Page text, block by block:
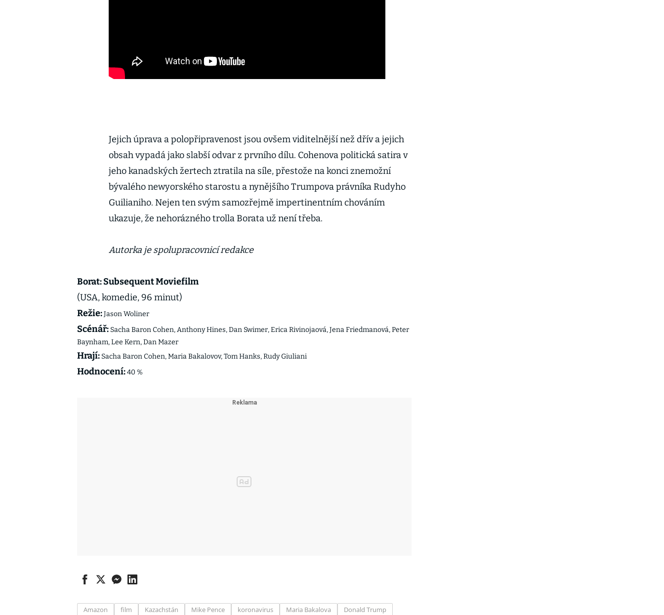
Jejich úprava a polopřipravenost jsou ovšem viditelnější než dřív a jejich
obsah vypadá jako slabší odvar z prvního dílu. Cohenova politická satira v
jeho kanadských žertech ztratila na síle, přestože na konci znemožní
bývalého newyorského starostu a nynějšího Trumpova právníka Rudyho
Guilianiho. Nejen ten svým samozřejmě impertinentním chováním
ukazuje, že nehorázného trolla Borata už není třeba.
Autorka je spolupracovnicí redakce
Borat: Subsequent Moviefilm
(USA, komedie, 96 minut)
Režie:Jason Woliner
Scénář: Sacha Baron Cohen, Anthony Hines, Dan Swimer, Erica Rivinojaová, Jena Friedmanová, Peter
Baynham, Lee Kern, Dan Mazer
Hrají: Sacha Baron Cohen, Maria Bakalovov, Tom Hanks, Rudy Giuliani
Hodnocení:40 %
Amazon film Kazachstán Mike Pence koronavirus Maria Bakalova Donald Trump